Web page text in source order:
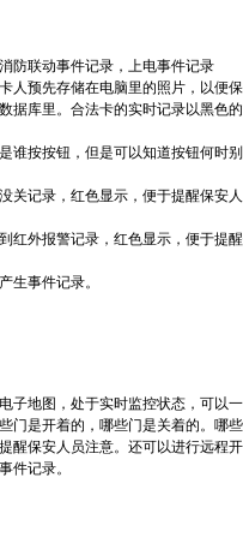
防联动事件记录，上电事件记录
预先存储在电脑里的照片，以便
据库里。合法卡的实时记录以黑色
按按钮，但是可以知道按钮何时
关记录，红色显示，便于提醒保安
外报警记录，红色显示，便于提
生事件记录。
地图，处于实时监控状态，可以
是开着的，哪些门是关着的。哪
保安人员注意。还可以进行远程
件记录。